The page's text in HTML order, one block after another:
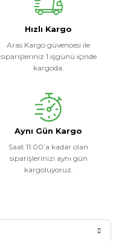
Hızlı Kargo
Aras Kargo güvencesi ile
siparişleriniz 1 işgünü içinde
kargoda.
Aynı Gün Kargo
Saat 11:00’a kadar olan
siparişlerinizi aynı gün
kargoluyoruz.